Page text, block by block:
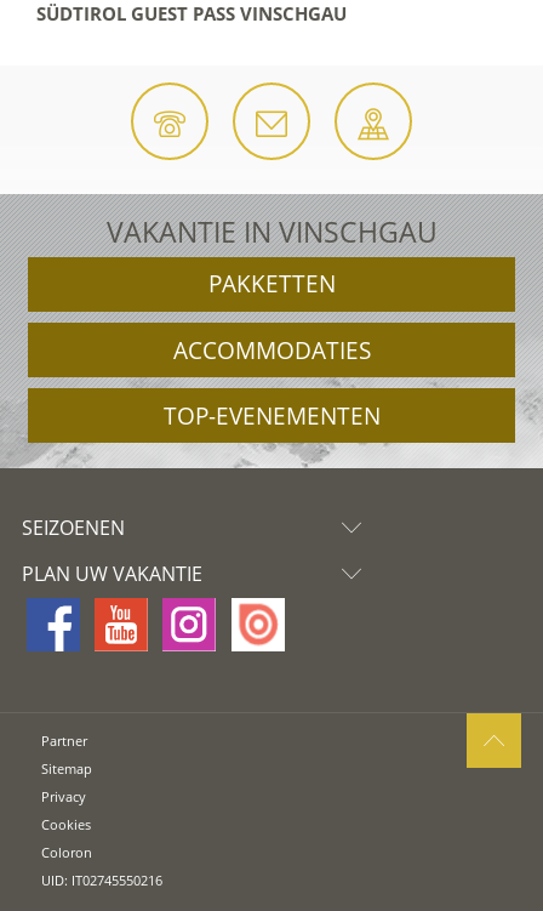
SÜDTIROL GUEST PASS VINSCHGAU
VAKANTIE IN VINSCHGAU
PAKKETTEN
ACCOMMODATIES
TOP-EVENEMENTEN
SEIZOENEN
PLAN UW VAKANTIE
Partner
Sitemap
Privacy
Cookies
Coloron
UID: IT02745550216